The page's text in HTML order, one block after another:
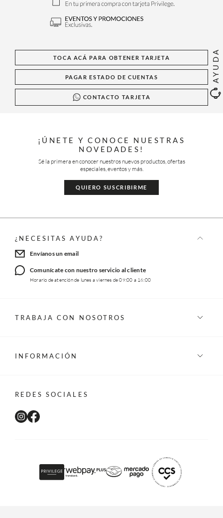
AYUDA
TOCA ACÁ PARA OBTENER TARJETA
PAGAR ESTADO DE CUENTAS
CONTACTO TARJETA
¡ÚNETE Y CONOCE NUESTRAS
NOVEDADES!
Sé la primera en conocer nuestros nuevos productos, ofertas
especiales, eventos y más.
QUIERO SUSCRIBIRME
¿NECESITAS AYUDA?
Envíanos un email
Comunícate con nuestro servicio al cliente
Horario de atención de lunes a viernes de 09:00 a 16:00
TRABAJA CON NOSOTROS
INFORMACIÓN
REDES SOCIALES